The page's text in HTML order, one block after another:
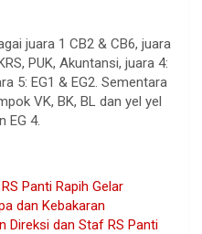
juara 1 CB2 & CB6, juara
PUK, Akuntansi, juara 4:
5: EG1 & EG2. Sementara
VK, BK, BL dan yel yel
EG 4.
Panti Rapih Gelar
dan Kebakaran
Direksi dan Staf RS Panti